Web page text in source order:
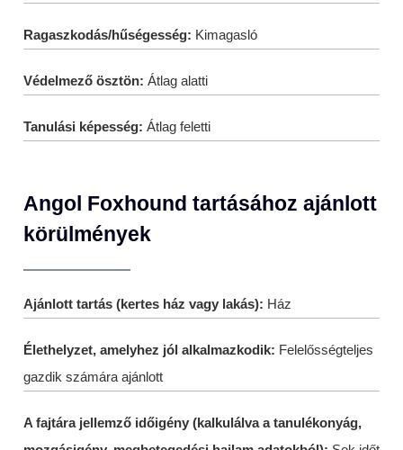
Ragaszkodás/hűségesség: Kimagasló
Védelmező ösztön: Átlag alatti
Tanulási képesség: Átlag feletti
Angol Foxhound tartásához ajánlott
körülmények
Ajánlott tartás (kertes ház vagy lakás): Ház
Élethelyzet, amelyhez jól alkalmazkodik: Felelősségteljes
gazdik számára ajánlott
A fajtára jellemző időigény (kalkulálva a tanulékonyág,